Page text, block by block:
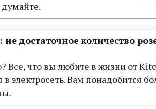
достаточное количество
Все, что вы любите в жизни от
в электросеть. Вам понадобится